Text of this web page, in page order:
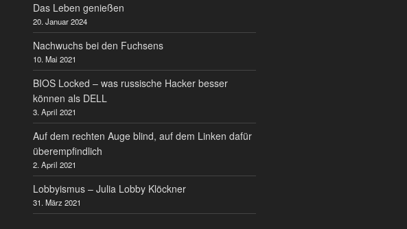
Das Leben genießen
20. Januar 2024
Nachwuchs bei den Fuchsens
10. Mai 2021
BIOS Locked – was russische Hacker besser
können als DELL
3. April 2021
Auf dem rechten Auge blind, auf dem Linken dafür
überempfindlich
2. April 2021
Lobbyismus – Julia Lobby Klöckner
31. März 2021